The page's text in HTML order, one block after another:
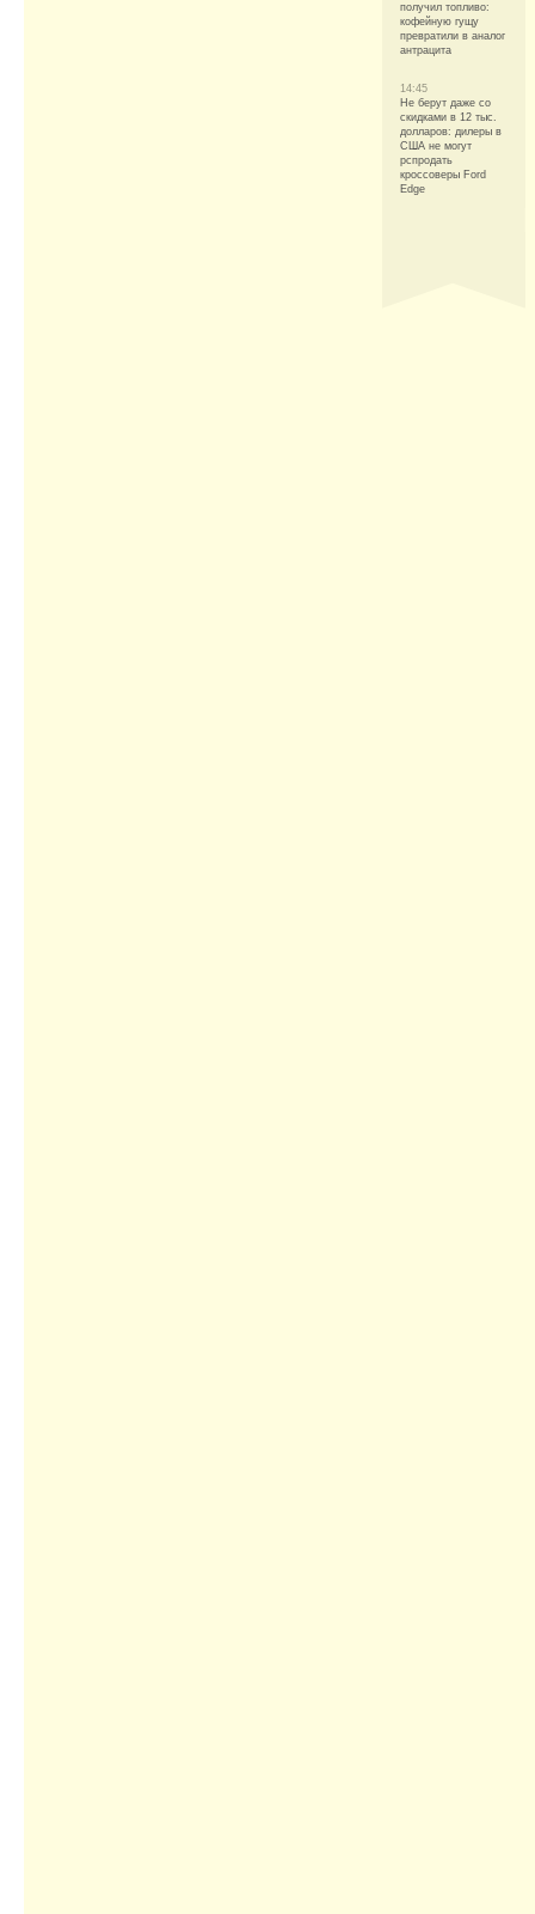
получил топливо:
кофейную гущу
превратили в аналог
антрацита
14:45
Не берут даже со
скидками в 12 тыс.
долларов: дилеры в
США не могут
рспродать
кроссоверы Ford
Edge